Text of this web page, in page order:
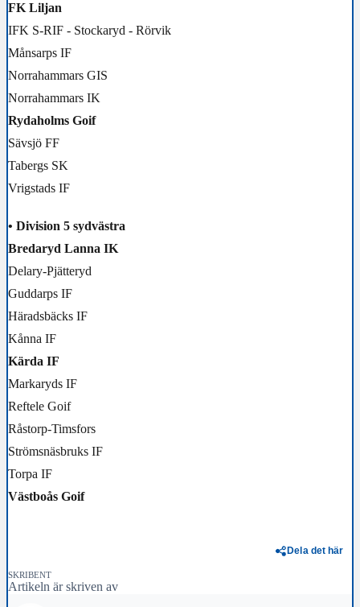
FK Liljan
IFK S-RIF - Stockaryd - Rörvik
Månsarps IF
Norrahammars GIS
Norrahammars IK
Rydaholms Goif
Sävsjö FF
Tabergs SK
Vrigstads IF
• Division 5 sydvästra
Bredaryd Lanna IK
Delary-Pjätteryd
Guddarps IF
Häradsbäcks IF
Kånna IF
Kärda IF
Markaryds IF
Reftele Goif
Råstorp-Timsfors
Strömsnäsbruks IF
Torpa IF
Västboås Goif
Dela det här
SKRIBENT
Artikeln är skriven av